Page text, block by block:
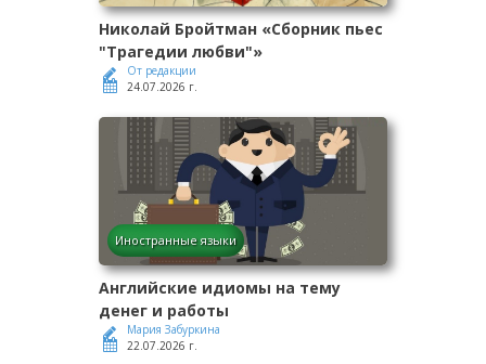
Николай Бройтман «Сборник пьес
"Трагедии любви"»
От редакции
24.07.2026 г.
Иностранные языки
Английские идиомы на тему
денег и работы
Мария Забуркина
22.07.2026 г.